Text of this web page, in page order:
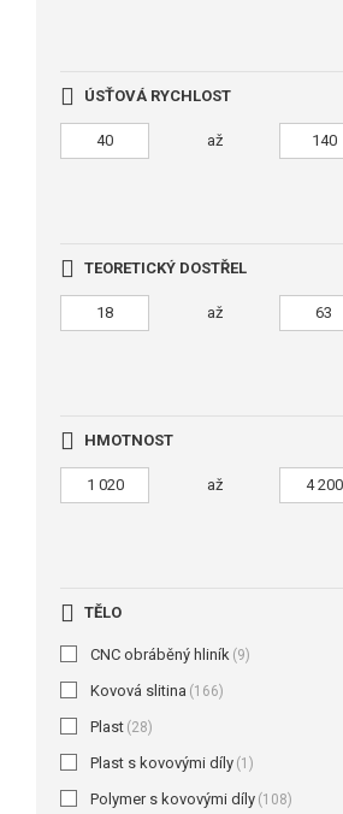
ÚSŤOVÁ RYCHLOST
až
TEORETICKÝ DOSTŘEL
až
HMOTNOST
až
TĚLO
CNC obráběný hliník (9)
Kovová slitina (166)
Plast (28)
Plast s kovovými díly (1)
Polymer s kovovými díly (108)